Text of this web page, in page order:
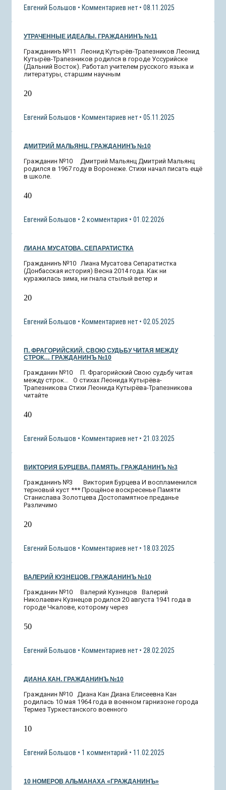
Евгений Большов Комментариев нет 08.11.2025
УТРАЧЕННЫЕ ИДЕАЛЫ. ГРАЖДАНИНЪ №11
Гражданинъ №11 Леонид Кутырёв-Трапезников Леонид
Кутырёв-Трапезников родился в городе Уссурийске
(Дальний Восток). Работал учителем русского языка и
литературы, старшим научным
20
Евгений Большов Комментариев нет 05.11.2025
ДМИТРИЙ МАЛЬЯНЦ. ГРАЖДАНИНЪ №10
Гражданин №10 Дмитрий Мальянц Дмитрий Мальянц
родился в 1967 году в Воронеже. Стихи начал писать ещё
в школе.
40
Евгений Большов 2 комментария 01.02.2026
ЛИАНА МУСАТОВА. СЕПАРАТИСТКА
Гражданинъ №10 Лиана Мусатова Сепаратистка
(Донбасская история) Весна 2014 года. Как ни
куражилась зима, ни гнала стылый ветер и
20
Евгений Большов Комментариев нет 02.05.2025
П. ФРАГОРИЙСКИЙ. СВОЮ СУДЬБУ ЧИТАЯ МЕЖДУ
СТРОК… ГРАЖДАНИНЪ №10
Гражданин №10 П. Фрагорийский Свою судьбу читая
между строк… О стихах Леонида Кутырёва-
Трапезникова Стихи Леонида Кутырёва-Трапезникова
читайте
40
Евгений Большов Комментариев нет 21.03.2025
ВИКТОРИЯ БУРЦЕВА. ПАМЯТЬ. ГРАЖДАНИНЪ №3
Гражданинъ №3 Виктория Бурцева И воспламенился
терновый куст *** Прощёное воскресенье Памяти
Станислава Золотцева Достопамятное преданье
Различимо
20
Евгений Большов Комментариев нет 18.03.2025
ВАЛЕРИЙ КУЗНЕЦОВ. ГРАЖДАНИНЪ №10
Гражданин №10 Валерий Кузнецов Валерий
Николаевич Кузнецов родился 20 августа 1941 года в
городе Чкалове, которому через
50
Евгений Большов Комментариев нет 28.02.2025
ДИАНА КАН. ГРАЖДАНИНЪ №10
Гражданин №10 Диана Кан Диана Елисеевна Кан
родилась 10 мая 1964 года в военном гарнизоне города
Термез Туркестанского военного
10
Евгений Большов 1 комментарий 11.02.2025
10 НОМЕРОВ АЛЬМАНАХА «ГРАЖДАНИНЪ»